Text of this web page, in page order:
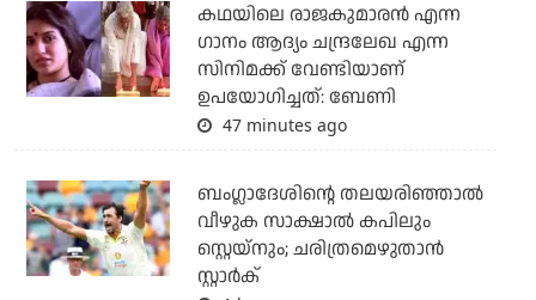
കഥയിലെ രാജകുമാരൻ എന്ന
ഗാനം ആദ്യം ചന്ദ്രലേഖ എന്ന
സിനിമക്ക് വേണ്ടിയാണ്
ഉപയോഗിച്ചത്: ബേണി
47 minutes ago
ബംഗ്ലാദേശിന്റെ തലയരിഞ്ഞാല്‍
വീഴുക സാക്ഷാല്‍ കപിലും
സ്റ്റെയ്‌നും; ചരിത്രമെഴുതാന്‍
സ്റ്റാര്‍ക്